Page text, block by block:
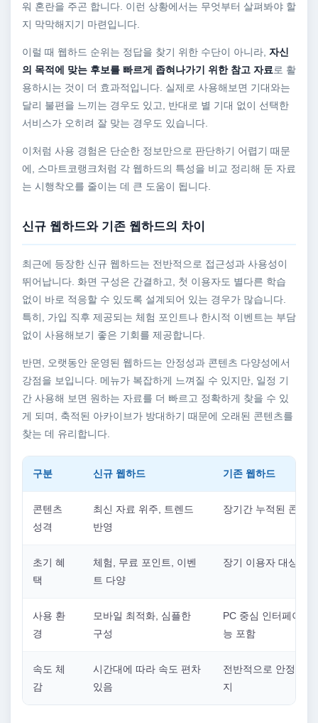
워 혼란을 주곤 합니다. 이런 상황에서는 무엇부터 살펴봐야 할
지 막막해지기 마련입니다.
이럴 때 웹하드 순위는 정답을 찾기 위한 수단이 아니라, 자신
의 목적에 맞는 후보를 빠르게 좁혀나가기 위한 참고 자료로 활
용하시는 것이 더 효과적입니다. 실제로 사용해보면 기대와는
달리 불편을 느끼는 경우도 있고, 반대로 별 기대 없이 선택한
서비스가 오히려 잘 맞는 경우도 있습니다.
이처럼 사용 경험은 단순한 정보만으로 판단하기 어렵기 때문
에, 스마트코랭크처럼 각 웹하드의 특성을 비교 정리해 둔 자료
는 시행착오를 줄이는 데 큰 도움이 됩니다.
신규 웹하드와 기존 웹하드의 차이
최근에 등장한 신규 웹하드는 전반적으로 접근성과 사용성이
뛰어납니다. 화면 구성은 간결하고, 첫 이용자도 별다른 학습
없이 바로 적응할 수 있도록 설계되어 있는 경우가 많습니다.
특히, 가입 직후 제공되는 체험 포인트나 한시적 이벤트는 부담
없이 사용해보기 좋은 기회를 제공합니다.
반면, 오랫동안 운영된 웹하드는 안정성과 콘텐츠 다양성에서
강점을 보입니다. 메뉴가 복잡하게 느껴질 수 있지만, 일정 기
간 사용해 보면 원하는 자료를 더 빠르고 정확하게 찾을 수 있
게 되며, 축적된 아카이브가 방대하기 때문에 오래된 콘텐츠를
찾는 데 유리합니다.
구분 신규 웹하드 기존 웹하드
콘텐츠
성격
최신 자료 위주, 트렌드
반영
장기간 누적된 콘텐
초기 혜
택
체험, 무료 포인트, 이벤
트 다양
장기 이용자 대상 혜
사용 환
경
모바일 최적화, 심플한
구성
PC 중심 인터페이스,
능 포함
속도 체
감
시간대에 따라 속도 편차
있음
전반적으로 안정적인
지